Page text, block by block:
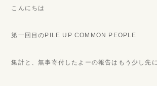
こんにちは
第一回目のPILE UP COMMON PEOPLE
集計と、無事寄付したよーの報告はもう少し先